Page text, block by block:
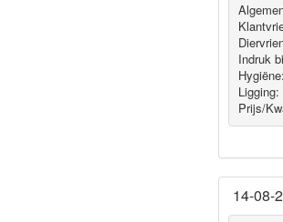
Indruk
Hygiëne‎:
Ligging:
Prijs/
14-08-